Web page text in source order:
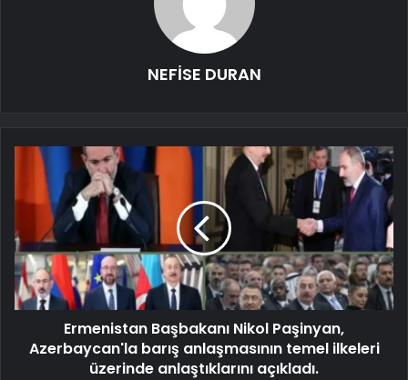
NEFİSE DURAN
Ermenistan Başbakanı Nikol Paşinyan,
Azerbaycan'la barış anlaşmasının temel ilkeleri
üzerinde anlaştıklarını açıkladı.